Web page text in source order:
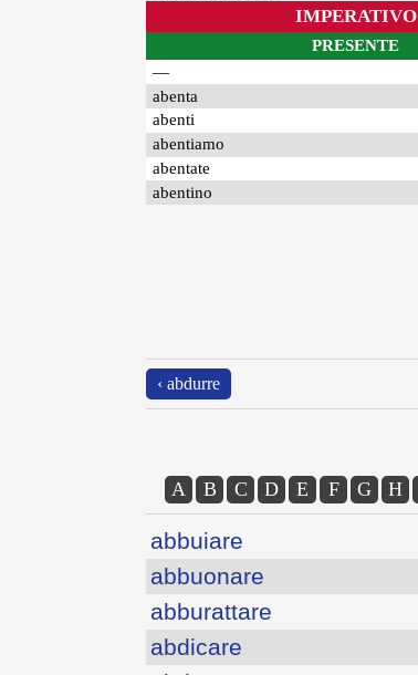
IMPERATIVO
PRESENTE
—
abenta
abenti
abentiamo
abentate
abentino
‹ abdurre
A B C D E F G H
abbuiare
abbuonare
abburattare
abdicare